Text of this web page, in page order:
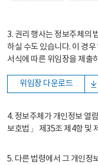
3. 권리 행사는 정보주체의
하실 수도 있습니다. 이 경
서식에 따른 위임장을 제출
위임장 다운로드
4. 정보주체가 개인정보 열
보호법」 제35조 제4항 및
5. 다른 법령에서 그 개인정